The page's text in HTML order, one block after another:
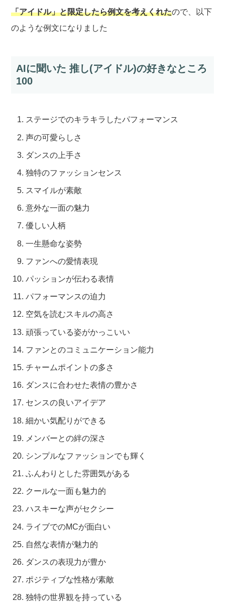
「アイドル」と限定したら例文を考えくれたので、以下
のような例文になりました
AIに聞いた 推し(アイドル)の好きなところ
100
ステージでのキラキラしたパフォーマンス
声の可愛らしさ
ダンスの上手さ
独特のファッションセンス
スマイルが素敵
意外な一面の魅力
優しい人柄
一生懸命な姿勢
ファンへの愛情表現
パッションが伝わる表情
パフォーマンスの迫力
空気を読むスキルの高さ
頑張っている姿がかっこいい
ファンとのコミュニケーション能力
チャームポイントの多さ
ダンスに合わせた表情の豊かさ
センスの良いアイデア
細かい気配りができる
メンバーとの絆の深さ
シンプルなファッションでも輝く
ふんわりとした雰囲気がある
クールな一面も魅力的
ハスキーな声がセクシー
ライブでのMCが面白い
自然な表情が魅力的
ダンスの表現力が豊か
ポジティブな性格が素敵
独特の世界観を持っている